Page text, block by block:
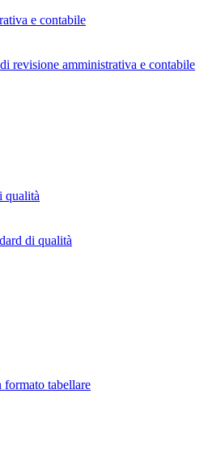
e contabile
revisione amministrativa e contabile
qualità
di qualità
tabellare